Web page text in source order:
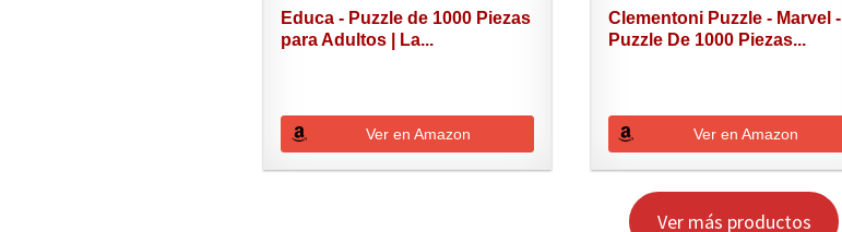
Educa - Puzzle de 1000 Piezas
para Adultos | La...
Ver en Amazon
Clementoni Puzzle - Marvel -
Puzzle De 1000 Piezas...
Ver en Amazon
Ver más productos